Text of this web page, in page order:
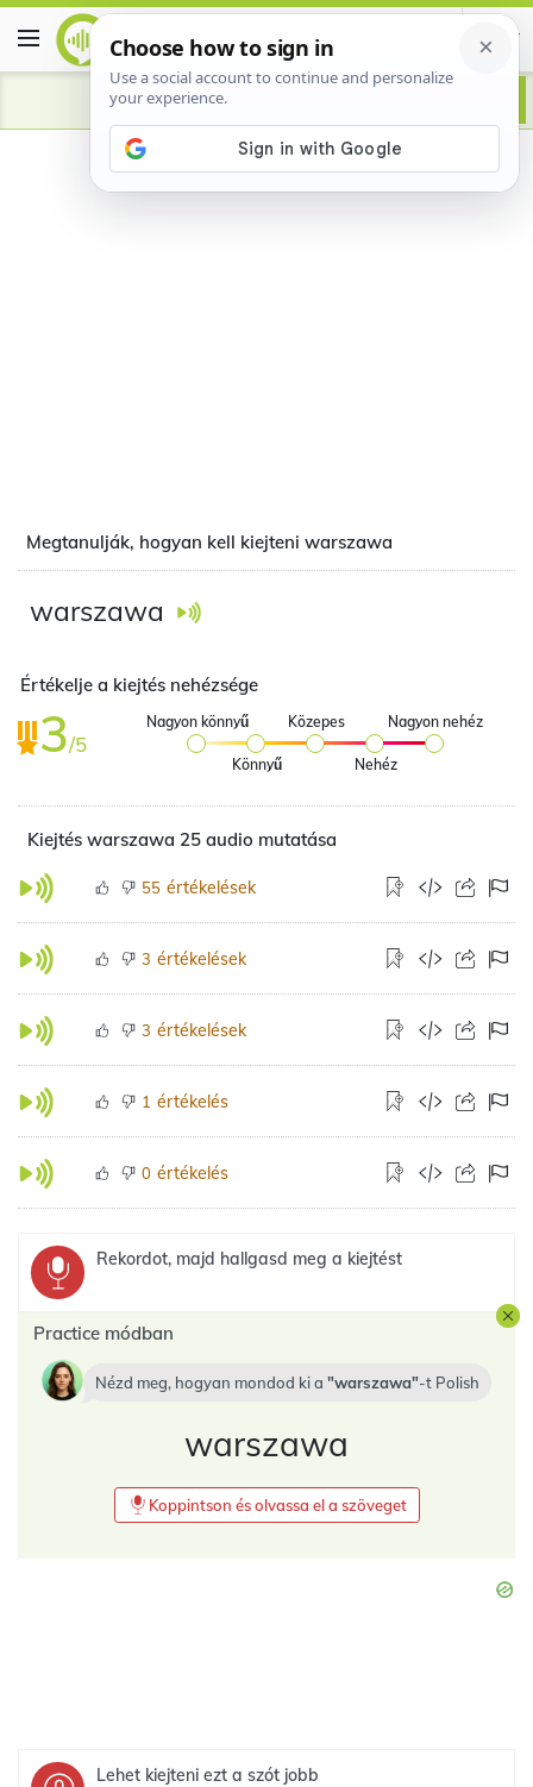
Advertisement
Megtanulják, hogyan kell kiejteni warszawa
warszawa
Értékelje a kiejtés nehézsége
3/5
Nagyon könnyű
Könnyű
Közepes
Nehéz
Nagyon nehéz
Kiejtés warszawa 25 audio mutatása
55 értékelések
3 értékelések
3 értékelések
1 értékelés
0 értékelés
Rekordot, majd hallgasd meg a kiejtést
Practice módban
Nézd meg, hogyan mondod ki a warszawa -t Polish
warszawa
Koppintson és olvassa el a szöveget
Lehet kiejteni ezt a szót jobb